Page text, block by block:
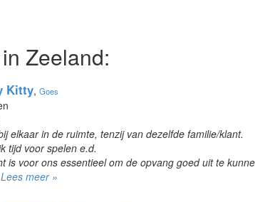
Zeeland:
Kitty, Goes
elkaar in de ruimte, tenzij van dezelfde familie/klant.
tijd voor spelen e.d.
is voor ons essentieel om de opvang goed uit te
Lees meer »